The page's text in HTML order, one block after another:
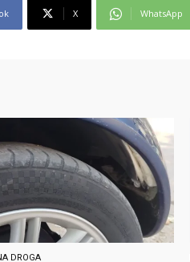
X WhatsApp
DROGA